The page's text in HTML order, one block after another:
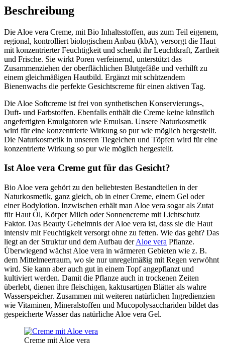
Beschreibung
Die Aloe vera Creme, mit Bio Inhaltsstoffen, aus zum Teil eigenem,
regional, kontrolliert biologischem Anbau (kbA), versorgt die Haut
mit konzentrierter Feuchtigkeit und schenkt ihr Leuchtkraft, Zartheit
und Frische. Sie wirkt Poren verfeinernd, unterstützt das
Zusammenziehen der oberflächlichen Blutgefäße und verhilft zu
einem gleichmäßigen Hautbild. Ergänzt mit schützendem
Bienenwachs die perfekte Gesichtscreme für einen aktiven Tag.
Die Aloe Softcreme ist frei von synthetischen Konservierungs-,
Duft- und Farbstoffen. Ebenfalls enthält die Creme keine künstlich
angefertigten Emulgatoren wie Emulsan. Unsere Naturkosmetik
wird für eine konzentrierte Wirkung so pur wie möglich hergestellt.
Die Naturkosmetik in unseren Tiegelchen und Töpfen wird für eine
konzentrierte Wirkung so pur wie möglich hergestellt.
Ist Aloe vera Creme gut für das Gesicht?
Bio Aloe vera gehört zu den beliebtesten Bestandteilen in der
Naturkosmetik, ganz gleich, ob in einer Creme, einem Gel oder
einer Bodylotion. Inzwischen erhält man Aloe vera sogar als Zutat
für Haut Öl, Körper Milch oder Sonnencreme mit Lichtschutz
Faktor. Das Beauty Geheimnis der Aloe vera ist, dass sie die Haut
intensiv mit Feuchtigkeit versorgt ohne zu fetten. Wie das geht? Das
liegt an der Struktur und dem Aufbau derAloe vera Pflanze.
Überwiegend wächst Aloe vera in wärmeren Gebieten wie z. B.
dem Mittelmeerraum, wo sie nur unregelmäßig mit Regen verwöhnt
wird. Sie kann aber auch gut in einem Topf angepflanzt und
kultiviert werden. Damit die Pflanze auch in trockenen Zeiten
überlebt, dienen ihre fleischigen, kaktusartigen Blätter als wahre
Wasserspeicher. Zusammen mit weiteren natürlichen Ingredienzien
wie Vitaminen, Mineralstoffen und Mucopolysacchariden bildet das
gespeicherte Wasser das natürliche Aloe vera Gel.
Creme mit Aloe vera